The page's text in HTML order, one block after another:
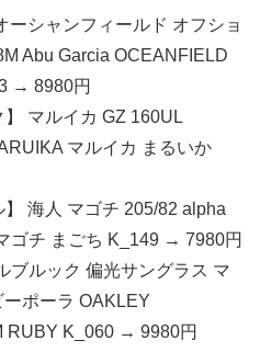
ーシャンフィールド オフショ
Abu Garcia OCEANFIELD
→ 8980円
マルイカ GZ 160UL
マルイカ まるいか
海人 マゴチ 205/82 alpha
ゴチ まごち K_149 → 7980円
ブルック 偏光サングラス マ
ポーラ OAKLEY
RUBY K_060 → 9980円